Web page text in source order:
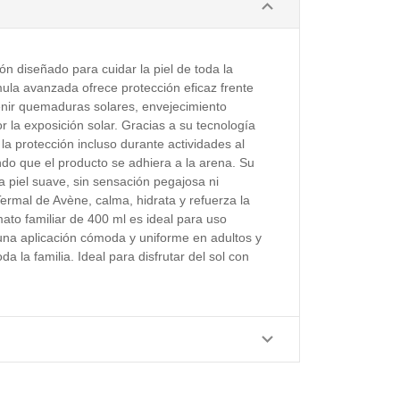
diseñado para cuidar la piel de toda la
avanzada ofrece protección eficaz frente
quemaduras solares, envejecimiento
la exposición solar. Gracias a su tecnología
protección incluso durante actividades al
que el producto se adhiera a la arena. Su
piel suave, sin sensación pegajosa ni
de Avène, calma, hidrata y refuerza la
familiar de 400 ml es ideal para uso
aplicación cómoda y uniforme en adultos y
la familia. Ideal para disfrutar del sol con